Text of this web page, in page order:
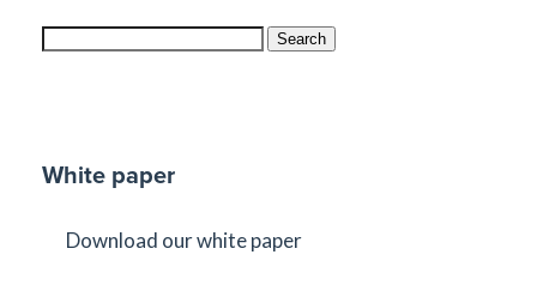
Search
White paper
Download our white paper